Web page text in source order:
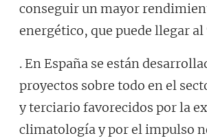
conseguir un mayor
energético, que puede llegar al
. En España se están
proyectos sobre todo en el
y terciario favorecidos por la
climatología y por el impulso